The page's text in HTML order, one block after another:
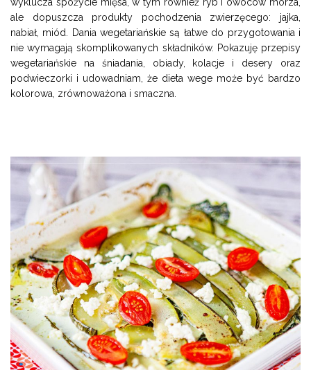
ale dopuszcza produkty pochodzenia zwierzęcego: jajka,
nabiał, miód. Dania wegetariańskie są łatwe do przygotowania i
nie wymagają skomplikowanych składników. Pokazuję przepisy
wegetariańskie na śniadania, obiady, kolacje i desery oraz
podwieczorki i udowadniam, że dieta wege może być bardzo
kolorowa, zrównoważona i smaczna.